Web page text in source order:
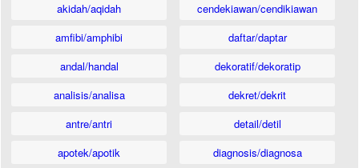
akidah/aqidah
amfibi/amphibi
andal/handal
analisis/analisa
antre/antri
apotek/apotik
cendekiawan/cendikiawan
daftar/daptar
dekoratif/dekoratip
dekret/dekrit
detail/detil
diagnosis/diagnosa